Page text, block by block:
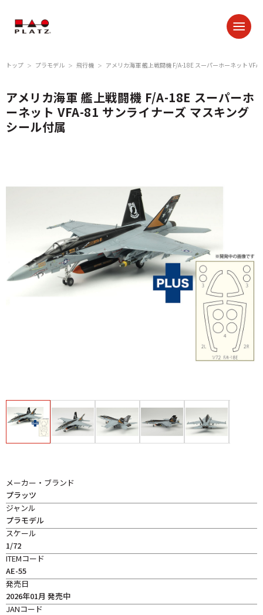
トップ ＞ プラモデル ＞ 飛行機 ＞ アメリカ海軍 艦上戦闘機 F/A-18E スーパーホーネット
アメリカ海軍 艦上戦闘機 F/A-18E スーパーホ
ーネット VFA-81 サンライナーズ マスキング
シール付属
メーカー・ブランド
プラッツ
ジャンル
プラモデル
スケール
1/72
ITEMコード
AE-55
発売日
2026年01月 発売中
JANコード